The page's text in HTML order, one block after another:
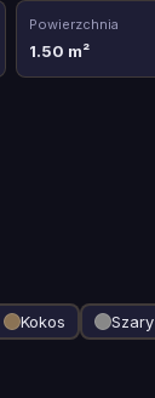
Powierzchnia
1.50 m²
Kokos Szary